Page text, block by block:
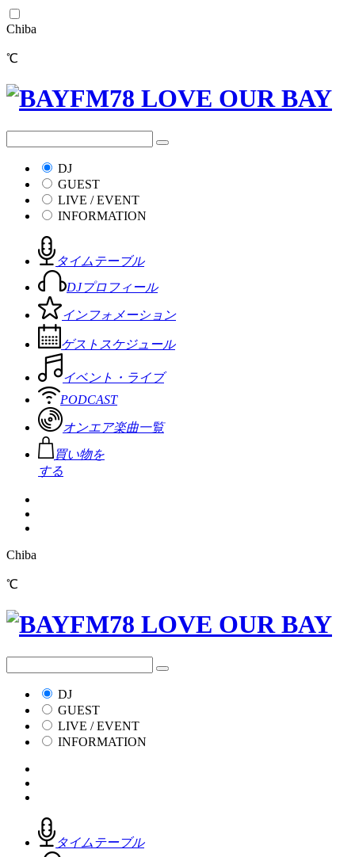
Chiba
℃
DJ
GUEST
LIVE / EVENT
INFORMATION
タイムテーブル
DJプロフィール
インフォメーション
ゲストスケジュール
イベント・ライブ
PODCAST
オンエア楽曲一覧
買い物を
する
Chiba
℃
DJ
GUEST
LIVE / EVENT
INFORMATION
タイムテーブル